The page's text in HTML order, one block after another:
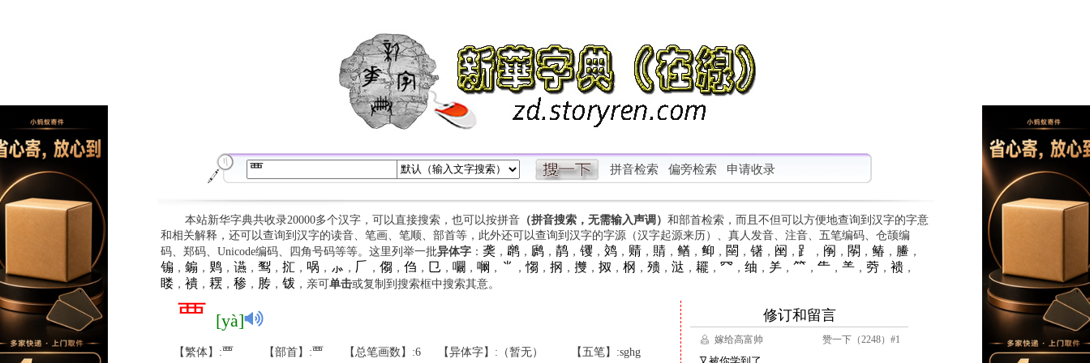
拼音检索 偏旁检索 申请收录
本站新华字典共收录20000多个汉字，可以直接搜索，也可以按拼音（拼音搜索，无需输入声调） 和部首检索，而且不但可以方便地查询到汉字的字意
和相关解释，还可以查询到汉字的读音、笔画、笔顺、部首等，此外还可以查询到汉字的字源（汉字起源来历）、真人发音、注音、五笔编码、仓颉编
码、郑码、Unicode编码、四角号码等等。这里列举一批异体字： 䶮 ， 䴙， 䴘， 䴖， 䦆， 䴔， 䞍， 䝼， 䲡 ， 䲟 ， 䦟 ， 䦃， 䦷 ， ⻊ ， 䦶 ， 䦛 ， 䲠 ， 䲢 ，
䦂 ， 䥇 ， 䴗， 䜩， 䴕， 㧟 ， 㖞 ， ⺗ ， 𠂆 ， 㑳 ， 㑇 ， 㔾 ， 㘚 ， 㘎 ， ⺌ ， 㥮 ， 㧏 ， 㩳， 㧐 ， 㭎 ， 㱮， 㳠 ， 䎱 ， ⺳ ， 䌷 ， ⺶， ⺮ ， ⺧， ⺷， 䓖， 䙌，
䁖， 䙡， 䎬 ， 䅟， 䏝， 䥽，亲可单击或复制到搜索框中搜索其意。
覀 [yà]
【繁体】:覀 【部首】:覀 【总笔画数】:6 【异体字】:（暂无） 【五笔】:sghg